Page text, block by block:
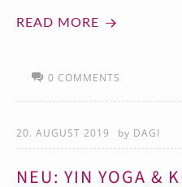
READ MORE
0 COMMENTS
20. AUGUST 2019 by DAGI
NEU: YIN YOGA &